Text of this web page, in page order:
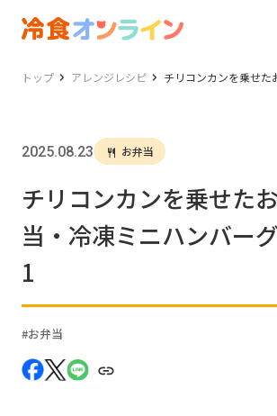
トップ アレンジレシピ チリコンカンを乗せたおしゃれ弁当・
2025.08.23 お弁当
チリコンカンを乗せた
当・冷凍ミニハンバー
1
お弁当